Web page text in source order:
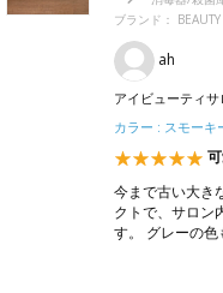
ブランド：
ah
アイビューティサ
カラー : スモーキ
今まで古い大き
クトで、サロン
す。 グレーの色